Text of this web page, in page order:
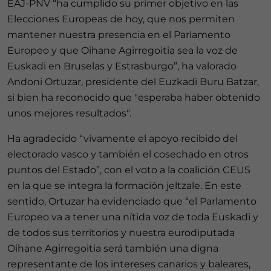
EAJ-PNV “ha cumplido su primer objetivo en las
Elecciones Europeas de hoy, que nos permiten
mantener nuestra presencia en el Parlamento
Europeo y que Oihane Agirregoitia sea la voz de
Euskadi en Bruselas y Estrasburgo”, ha valorado
Andoni Ortuzar, presidente del Euzkadi Buru Batzar,
si bien ha reconocido que "esperaba haber obtenido
unos mejores resultados".
Ha agradecido “vivamente el apoyo recibido del
electorado vasco y también el cosechado en otros
puntos del Estado”, con el voto a la coalición CEUS
en la que se integra la formación jeltzale. En este
sentido, Ortuzar ha evidenciado que “el Parlamento
Europeo va a tener una nítida voz de toda Euskadi y
de todos sus territorios y nuestra eurodiputada
Oihane Agirregoitia será también una digna
representante de los intereses canarios y baleares,